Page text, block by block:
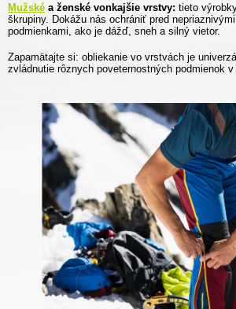
Mužské a ženské vonkajšie vrstvy: tieto
škrupiny. Dokážu nás ochrániť pred
podmienkami, ako je dážď, sneh a silný vietor.
Zapamätajte si: obliekanie vo vrstvách je
zvládnutie rôznych poveternostných podmienok v